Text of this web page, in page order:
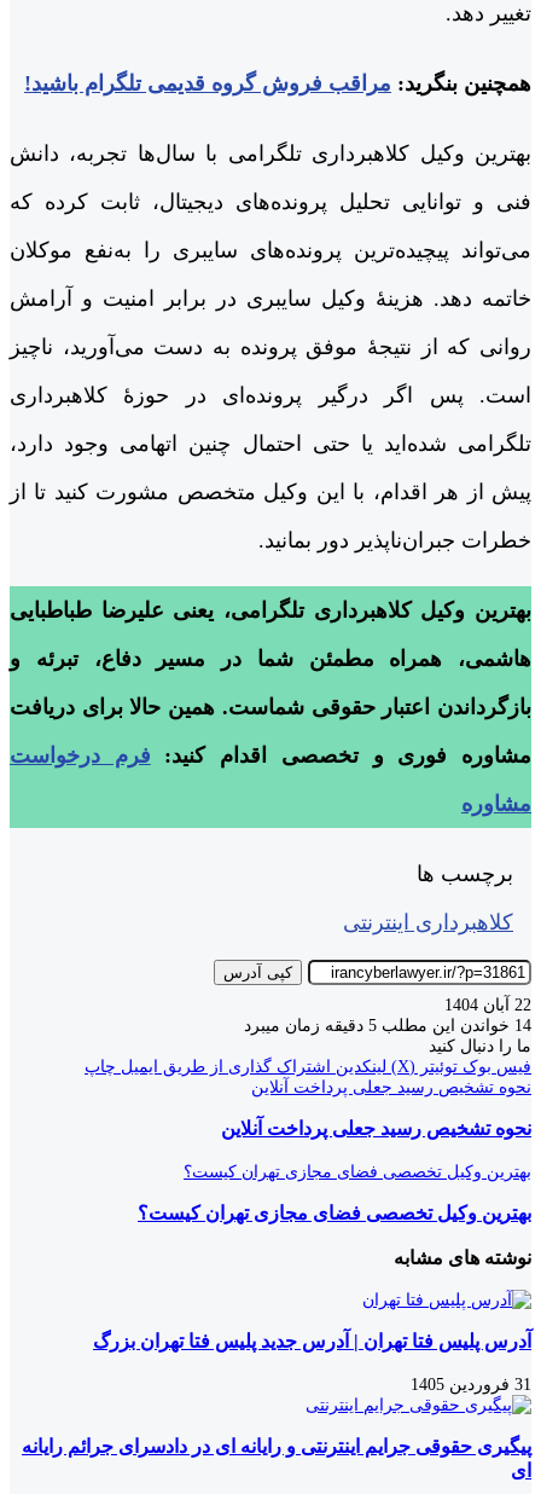
تغییر دهد.
همچنین بنگرید: مراقب فروش گروه قدیمی تلگرام باشید!
بهترین وکیل کلاهبرداری تلگرامی با سال‌ها تجربه، دانش
فنی و توانایی تحلیل پرونده‌های دیجیتال، ثابت کرده که
می‌تواند پیچیده‌ترین پرونده‌های سایبری را به‌نفع موکلان
خاتمه دهد. هزینۀ وکیل سایبری در برابر امنیت و آرامش
روانی که از نتیجۀ موفق پرونده به دست می‌آورید، ناچیز
است. پس اگر درگیر پرونده‌ای در حوزۀ کلاهبرداری
تلگرامی شده‌اید یا حتی احتمال چنین اتهامی وجود دارد،
پیش از هر اقدام، با این وکیل متخصص مشورت کنید تا از
خطرات جبران‌ناپذیر دور بمانید.
بهترین وکیل کلاهبرداری تلگرامی، یعنی علیرضا طباطبایی
هاشمی، همراه مطمئن شما در مسیر دفاع، تبرئه و
بازگرداندن اعتبار حقوقی شماست. همین حالا برای دریافت
مشاوره فوری و تخصصی اقدام کنید: فرم درخواست
مشاوره
برچسب ها
کلاهبرداری اینترنتی
کپی آدرس
22 آبان 1404
14 خواندن این مطلب 5 دقیقه زمان میبرد
ما را دنبال کنید
فیس بوک توئیتر (X) لینکدین اشتراک گذاری از طریق ایمیل چاپ
نحوه تشخیص رسید جعلی پرداخت آنلاین
نحوه تشخیص رسید جعلی پرداخت آنلاین
بهترین وکیل تخصصی فضای مجازی تهران کیست؟
بهترین وکیل تخصصی فضای مجازی تهران کیست؟
نوشته های مشابه
آدرس پلیس فتا تهران | آدرس جدید پلیس فتا تهران بزرگ
31 فروردین 1405
پیگیری حقوقی جرایم اینترنتی و رایانه ای در دادسرای جرائم رایانه
ای